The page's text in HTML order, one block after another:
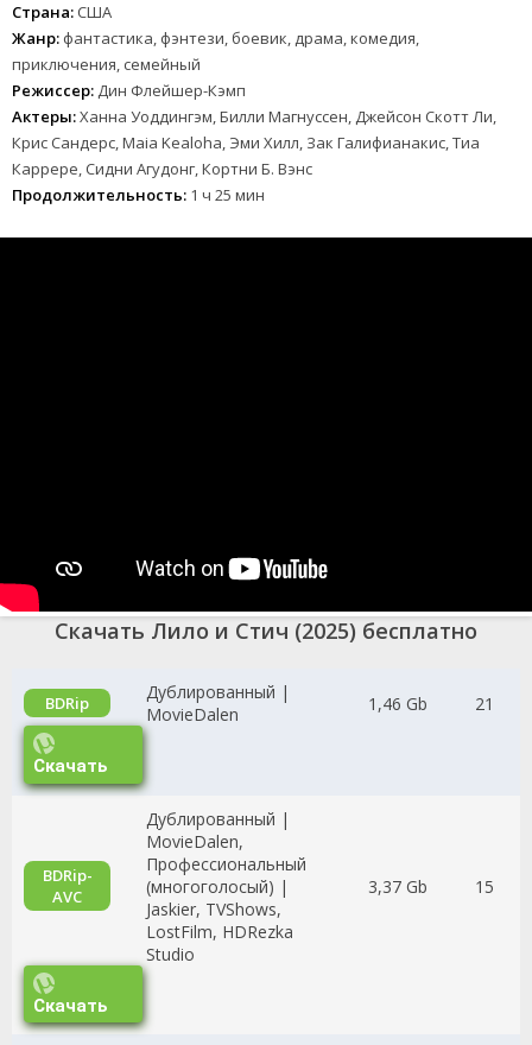
Страна: США
Жанр: фантастика, фэнтези, боевик, драма, комедия,
приключения, семейный
Режиссер: Дин Флейшер-Кэмп
Актеры:Ханна Уоддингэм, Билли Магнуссен, Джейсон Скотт Ли,
Крис Сандерс, Maia Kealoha, Эми Хилл, Зак Галифианакис, Тиа
Каррере, Сидни Агудонг, Кортни Б. Вэнс
Продолжительность: 1 ч 25 мин
Скачать Лило и Стич (2025) бесплатно
BDRip
Дублированный |
MovieDalen
1,46 Gb 21
Скачать
BDRip-
AVC
Дублированный |
MovieDalen,
Профессиональный
(многоголосый) |
Jaskier, TVShows,
LostFilm, HDRezka
Studio
3,37 Gb 15
Скачать